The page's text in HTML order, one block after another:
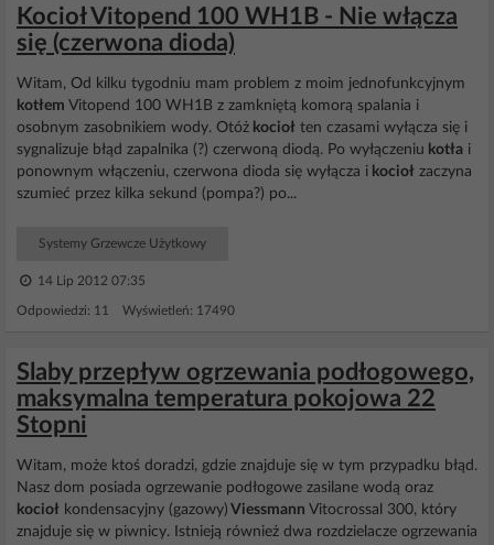
Kocioł Vitopend 100 WH1B - Nie włącza
się (czerwona dioda)
Witam, Od kilku tygodniu mam problem z moim jednofunkcyjnym
kotłem Vitopend 100 WH1B z zamkniętą komorą spalania i
osobnym zasobnikiem wody. Otóż kocioł ten czasami wyłącza się i
sygnalizuje błąd zapalnika (?) czerwoną diodą. Po wyłączeniu kotła i
ponownym włączeniu, czerwona dioda się wyłącza i kocioł zaczyna
szumieć przez kilka sekund (pompa?) po...
Systemy Grzewcze Użytkowy
14 Lip 2012 07:35
Odpowiedzi: 11 Wyświetleń: 17490
Slaby przepływ ogrzewania podłogowego,
maksymalna temperatura pokojowa 22
Stopni
Witam, może ktoś doradzi, gdzie znajduje się w tym przypadku błąd.
Nasz dom posiada ogrzewanie podłogowe zasilane wodą oraz
kocioł kondensacyjny (gazowy) Viessmann Vitocrossal 300, który
znajduje się w piwnicy. Istnieją również dwa rozdzielacze ogrzewania